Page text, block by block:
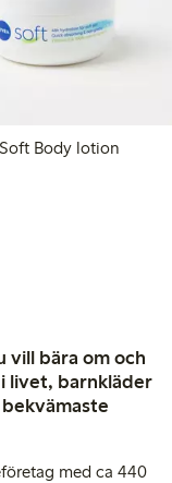
Body lotion
kr
vill bära om och
livet, barnkläder
med ca 440